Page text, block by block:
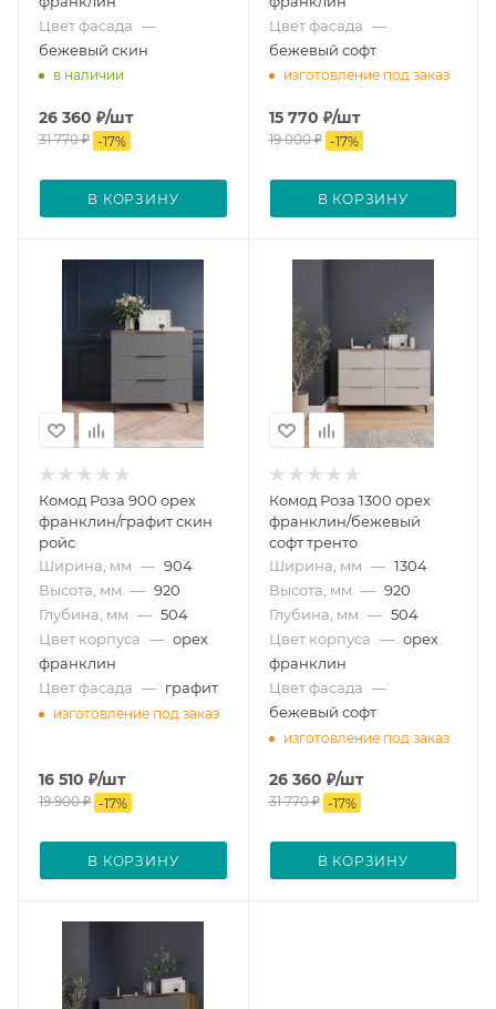
Цвет фасада —
бежевый скин
в наличии
26 360 ₽/шт
31 770₽ -17%
В КОРЗИНУ
Цвет фасада —
бежевый софт
изготовление под заказ
15 770 ₽/шт
19 000₽ -17%
В КОРЗИНУ
Комод Роза 900 орех
франклин/графит скин
ройс
Ширина, мм — 904
Высота, мм — 920
Глубина, мм — 504
Цвет корпуса — орех
франклин
Цвет фасада — графит
изготовление под заказ
16 510 ₽/шт
19 900₽ -17%
В КОРЗИНУ
Комод Роза 1300 орех
франклин/бежевый
софт тренто
Ширина, мм — 1304
Высота, мм — 920
Глубина, мм — 504
Цвет корпуса — орех
франклин
Цвет фасада —
бежевый софт
изготовление под заказ
26 360 ₽/шт
31 770₽ -17%
В КОРЗИНУ